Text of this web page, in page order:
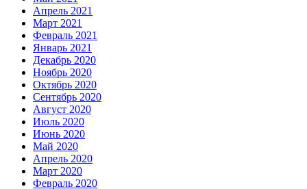
Апрель 2021
Март 2021
Февраль 2021
Январь 2021
Декабрь 2020
Ноябрь 2020
Октябрь 2020
Сентябрь 2020
Август 2020
Июль 2020
Июнь 2020
Май 2020
Апрель 2020
Март 2020
Февраль 2020